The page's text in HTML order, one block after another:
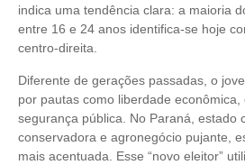
indica uma tendência clara: a maioria
entre 16 e 24 anos identifica-se hoje
centro-direita.
Diferente de gerações passadas, o
por pautas como liberdade
segurança pública. No Paraná, estado
conservadora e agronegócio pujante,
mais acentuada. Esse “novo eleitor”